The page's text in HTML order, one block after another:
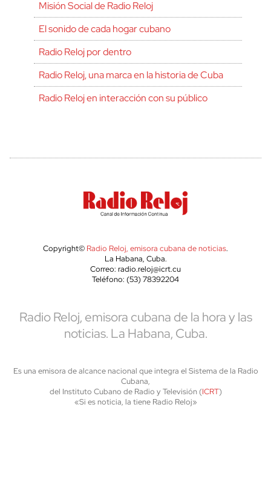
Misión Social de Radio Reloj
El sonido de cada hogar cubano
Radio Reloj por dentro
Radio Reloj, una marca en la historia de Cuba
Radio Reloj en interacción con su público
Copyright© Radio Reloj, emisora cubana de noticias.
La Habana, Cuba.
Correo: radio.reloj@icrt.cu
Teléfono: (53) 78392204
Radio Reloj, emisora cubana de la hora y las
noticias. La Habana, Cuba.
Es una emisora de alcance nacional que integra el Sistema de la Radio
Cubana,
del Instituto Cubano de Radio y Televisión (ICRT)
«Si es noticia, la tiene Radio Reloj»